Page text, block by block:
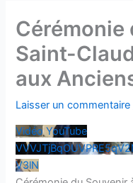
Cérémonie
Saint-
aux
Laisser un commentaire
Vidéo YouTube
V3lN